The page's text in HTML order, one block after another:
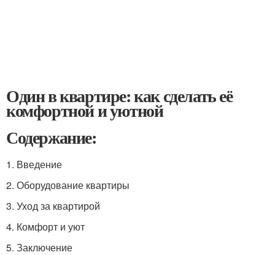
Один в квартире: как сделать её
комфортной и уютной
Содержание:
1. Введение
2. Оборудование квартиры
3. Уход за квартирой
4. Комфорт и уют
5. Заключение